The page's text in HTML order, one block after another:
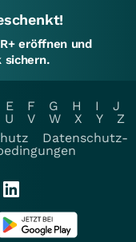
eröffnen und
sichern.
E F G H I
J
U V W X Y
Z
Datenschutz-